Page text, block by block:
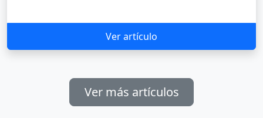
Ver artículo
Ver más artículos